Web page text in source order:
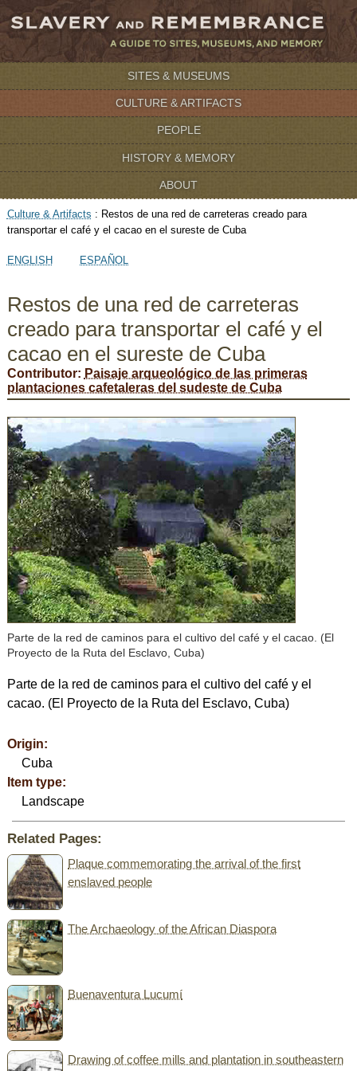
SITES & MUSEUMS
CULTURE & ARTIFACTS
PEOPLE
HISTORY & MEMORY
ABOUT
Culture & Artifacts : Restos de una red de carreteras creado para
transportar el café y el cacao en el sureste de Cuba
ENGLISH ESPAÑOL
Restos de una red de carreteras
creado para transportar el café y el
cacao en el sureste de Cuba
Contributor: Paisaje arqueológico de las primeras
plantaciones cafetaleras del sudeste de Cuba
Parte de la red de caminos para el cultivo del café y el cacao. (El
Proyecto de la Ruta del Esclavo, Cuba)
Parte de la red de caminos para el cultivo del café y el
cacao. (El Proyecto de la Ruta del Esclavo, Cuba)
Origin:
Cuba
Item type:
Landscape
Related Pages:
Plaque commemorating the arrival of the first
enslaved people
The Archaeology of the African Diaspora
Buenaventura Lucumí
Drawing of coffee mills and plantation in southeastern